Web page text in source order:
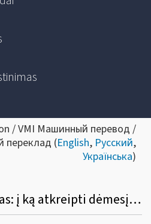
/ VMI Машинный перевод /
переклад (English, Русский,
Українська)
Pajamų deklaravimas: į ką atkreipti dėmesį pernai pardavus NT?